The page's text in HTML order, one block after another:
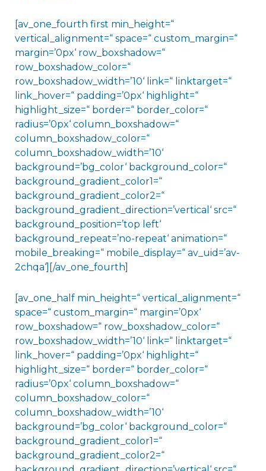
[av_one_fourth first min_height=“
vertical_alignment=“ space=“ custom_margin=“
margin=’0px‘ row_boxshadow=“
row_boxshadow_color=“
row_boxshadow_width=’10‘ link=“ linktarget=“
link_hover=“ padding=’0px‘ highlight=“
highlight_size=“ border=“ border_color=“
radius=’0px‘ column_boxshadow=“
column_boxshadow_color=“
column_boxshadow_width=’10‘
background=’bg_color‘ background_color=“
background_gradient_color1=“
background_gradient_color2=“
background_gradient_direction=’vertical‘ src=“
background_position=’top left‘
background_repeat=’no-repeat‘ animation=“
mobile_breaking=“ mobile_display=“ av_uid=’av-
2chqa‘][/av_one_fourth]
[av_one_half min_height=“ vertical_alignment=“
space=“ custom_margin=“ margin=’0px‘
row_boxshadow=“ row_boxshadow_color=“
row_boxshadow_width=’10‘ link=“ linktarget=“
link_hover=“ padding=’0px‘ highlight=“
highlight_size=“ border=“ border_color=“
radius=’0px‘ column_boxshadow=“
column_boxshadow_color=“
column_boxshadow_width=’10‘
background=’bg_color‘ background_color=“
background_gradient_color1=“
background_gradient_color2=“